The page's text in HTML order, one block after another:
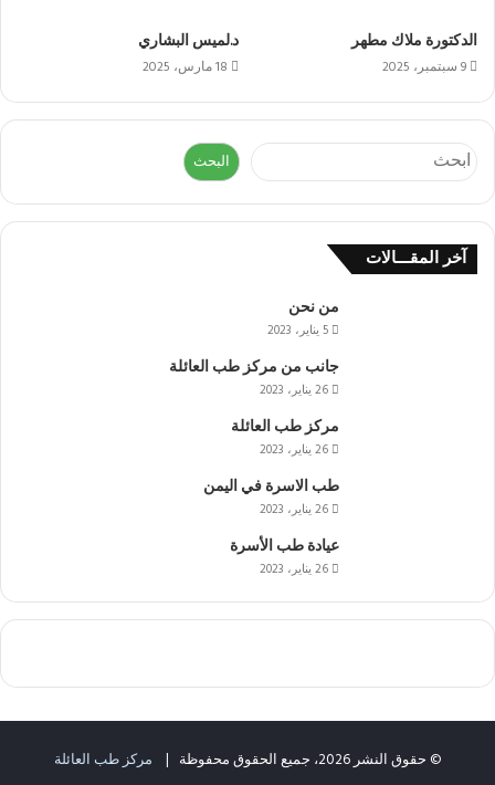
الدكتورة ملاك مطهر
9 سبتمبر، 2025
د.لميس البشاري
18 مارس، 2025
البحث البحث
آخر المقـــالات
من نحن
5 يناير، 2023
جانب من مركز طب العائلة
26 يناير، 2023
مركز طب العائلة
26 يناير، 2023
طب الاسرة في اليمن
26 يناير، 2023
عيادة طب الأسرة
26 يناير، 2023
© حقوق النشر 2026، جميع الحقوق محفوظة |
مركز طب العائلة